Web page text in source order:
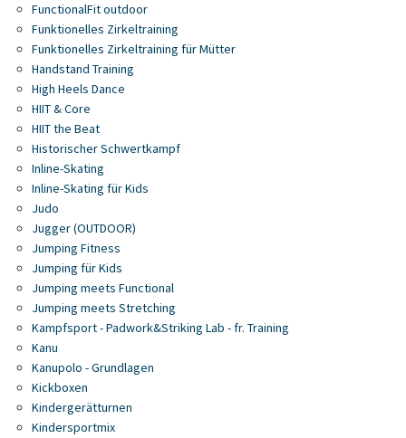
FunctionalFit outdoor
Funktionelles Zirkeltraining
Funktionelles Zirkeltraining für Mütter
Handstand Training
High Heels Dance
HIIT & Core
HIIT the Beat
Historischer Schwertkampf
Inline-Skating
Inline-Skating für Kids
Judo
Jugger (OUTDOOR)
Jumping Fitness
Jumping für Kids
Jumping meets Functional
Jumping meets Stretching
Kampfsport - Padwork&Striking Lab - fr. Training
Kanu
Kanupolo - Grundlagen
Kickboxen
Kindergerätturnen
Kindersportmix